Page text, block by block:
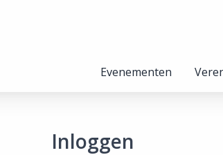
Evenementen
Inloggen